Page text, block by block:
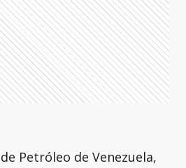
Petróleo de Venezuela,